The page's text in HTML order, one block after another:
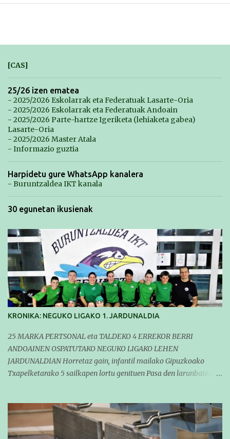
[CAS]
25/26 izen ematea
- 2025/2026 Eskolarrak eta Federatuak Lasarte-Oria
- 2025/2026 Eskolarrak eta Federatuak Andoain
- 2025/2026 Parte-hartze Igeriketa (lehiaketa gabea)
Lasarte-Oria
- 2025/2026 Master Atala
- Informazio guztia
Harpidetu gure WhatsApp kanalera
- Buruntzaldea IKT kanala
30 egunetan ikusienak
KRONIKA: NEGUKO LIGAKO 1. JARDUNALDIA
25 MARKA PERTSONAL eta TALDEKO 4 ERREKOR BERRI
ANDOAINEN OSPATUTAKO NEGUKO LIGAKO LEHEN
JARDUNALDIAN Horretaz gain, infantil mailako Gipuzkoako
Txapelketarako 5 sailkapen lortu genituen Pasa den larunbatean
hartzen. Bertan gure taldeko 16 igerilari aritu ziren. Denboraldiari
hasera ona eman zioten gue taldekideek. Ohikoa den bezela, garai
honetan entrenamendua da jardueraren funtsa eta hori alde